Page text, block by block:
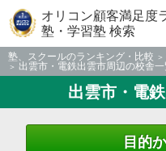
オリコン顧客満足度
塾・学習塾 検索
塾、スクールのランキング・比較
出雲市・電鉄出雲市周辺の校舎一
出雲市・電
目的